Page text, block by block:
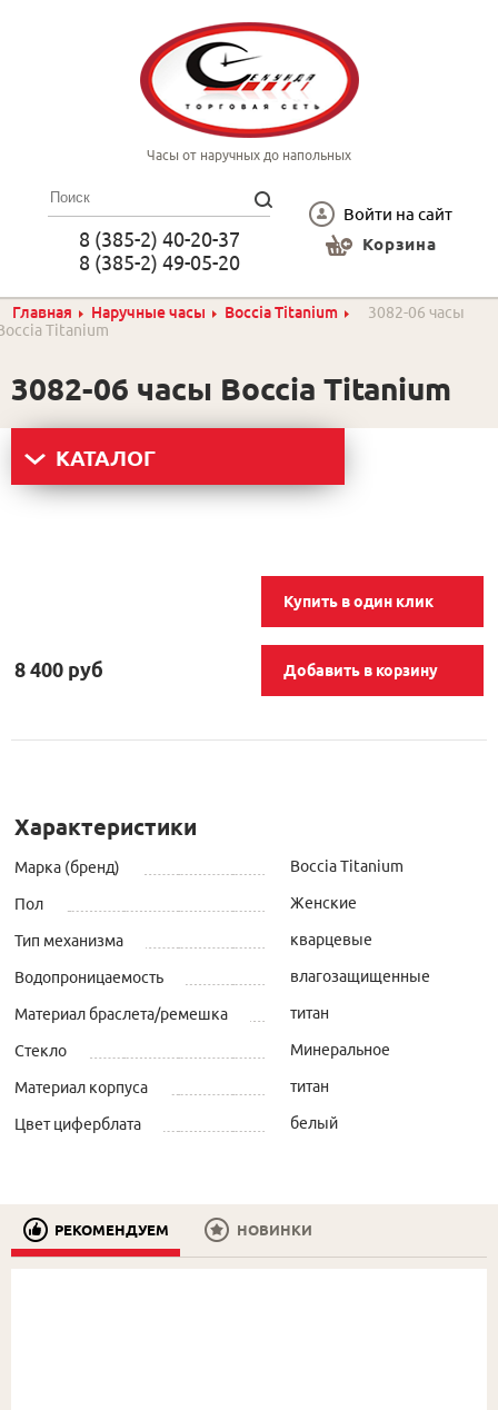
8 (385-2) 40-20-37
8 (385-2) 49-05-20
Часы от наручных до напольных
Войти на сайт
Корзина
Главная Наручные часы Boccia Titanium
3082-06 часы
Titanium
3082-06 часы Boccia Titanium
КАТАЛОГ
Купить в один клик
8 400 руб Добавить в корзину
Характеристики
Марка (бренд) Boccia Titanium
Пол Женские
Тип механизма кварцевые
Водопроницаемость влагозащищенные
Материал браслета/ремешка титан
Стекло Минеральное
Материал корпуса титан
Цвет циферблата белый
РЕКОМЕНДУЕМ НОВИНКИ